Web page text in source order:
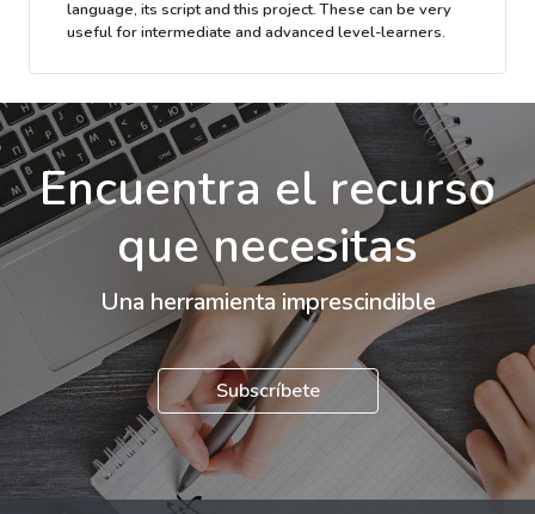
language, its script and this project. These can be very
useful for intermediate and advanced level-learners.
Encuentra el recurso
que necesitas
Una herramienta imprescindible
Subscríbete